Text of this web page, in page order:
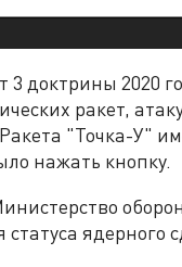
доктрины 2020
ракет,
"Точка-У"
нажать кнопку.
ядерного